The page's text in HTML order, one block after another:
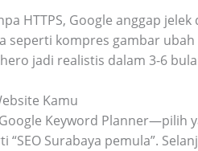
HTTPS, Google anggap
seperti kompres gambar
jadi realistis dalam 3-6
Kamu
Keyword Planner—pilih
Surabaya pemula”.